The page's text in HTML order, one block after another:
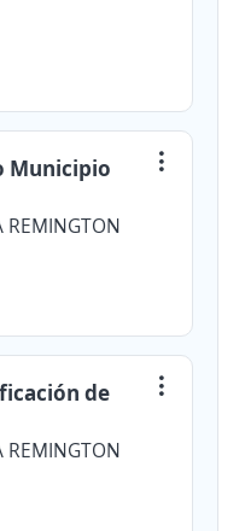
Municipio
REMINGTON
de
REMINGTON